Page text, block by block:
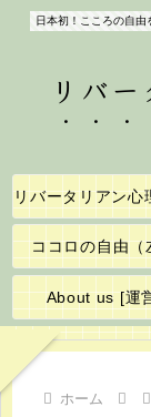
日本初！こころの自
リバ
ココロの自由（
About us [運
ホーム